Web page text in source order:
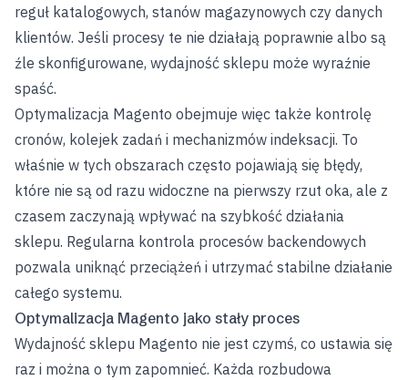
reguł katalogowych, stanów magazynowych czy danych
klientów. Jeśli procesy te nie działają poprawnie albo są
źle skonfigurowane, wydajność sklepu może wyraźnie
spaść.
Optymalizacja Magento obejmuje więc także kontrolę
cronów, kolejek zadań i mechanizmów indeksacji. To
właśnie w tych obszarach często pojawiają się błędy,
które nie są od razu widoczne na pierwszy rzut oka, ale z
czasem zaczynają wpływać na szybkość działania
sklepu. Regularna kontrola procesów backendowych
pozwala uniknąć przeciążeń i utrzymać stabilne działanie
całego systemu.
Optymalizacja Magento jako stały proces
Wydajność sklepu Magento nie jest czymś, co ustawia się
raz i można o tym zapomnieć. Każda rozbudowa